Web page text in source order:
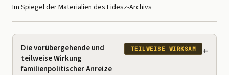
Im Spiegel der Materialien des Fidesz-Archivs
Die vorübergehende und
teilweise Wirkung
familienpolitischer Anreize
TEILWEISE WIRKSAM +